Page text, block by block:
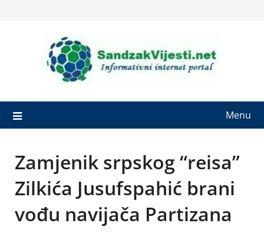
Menu
Zamjenik srpskog “reisa”
Zilkića Jusufspahić brani
vođu navijača Partizana